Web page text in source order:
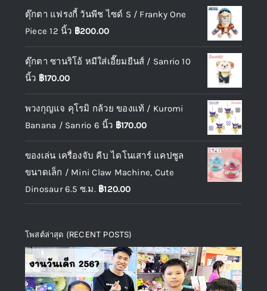
ตุ๊กตา แฟรงกี้ วันพีช ไซด์ S / Franky One
Piece 12 นิ้ว ฿200.00
ตุ๊กตา ซานริโอ้ หมีใส่เอี๊ยมยีนส์ / Sanrio 10
นิ้ว ฿170.00
พวงกุญแจ คุโรมิ กล้วย ของแท้ / Kuromi
Banana / Sanrio 6 นิ้ว ฿170.00
ของเล่น เครื่องจับ คีบ ไดโนเสาร์ แคปซูล
ขนาดเล็ก / Mini Claw Machine, Cute
Dinosaur 6.5 ซ.ม. ฿120.00
โพสต์ล่าสุด (RECENT POSTS)